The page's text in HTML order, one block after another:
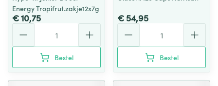
Energy Tropifrut.zakje12x7g
€ 10,75
Bestel
€ 54,95
Bestel